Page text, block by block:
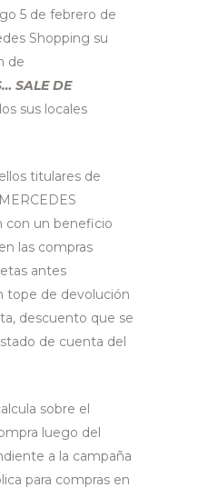
5 de febrero de
Shopping su
de
SALE DE
sus locales
titulares de
con un beneficio
las compras
antes
tope de devolución
descuento que se
de cuenta del
sobre el
luego del
a la campaña
para compras en